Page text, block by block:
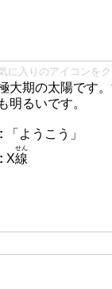
に入りのアイコンをク
大期の太陽です
明るいです。
:
「ようこう」
: X線
せん